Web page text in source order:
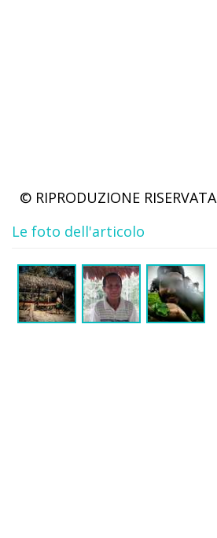
© RIPRODUZIONE RISERVATA
Le foto dell'articolo